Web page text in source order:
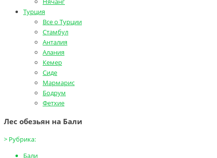
Турция
Все о Турции
Стамбул
Анталия
Алания
Кемер
Сиде
Мармарис
Бодрум
Фетхие
Лес обезьян на Бали
> Рубрика:
Бали